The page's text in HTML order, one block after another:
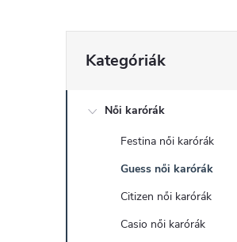
O
l
átugrása
Kategóriák
Női karórák
Festina női karórák
Guess női karórák
Citizen női karórák
Casio női karórák